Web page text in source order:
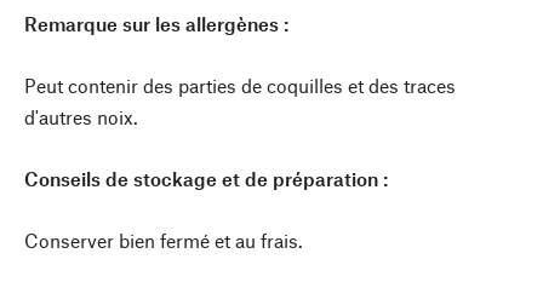
Remarque sur les allergènes :
Peut contenir des parties de coquilles et des traces
d'autres noix.
Conseils de stockage et de préparation :
Conserver bien fermé et au frais.